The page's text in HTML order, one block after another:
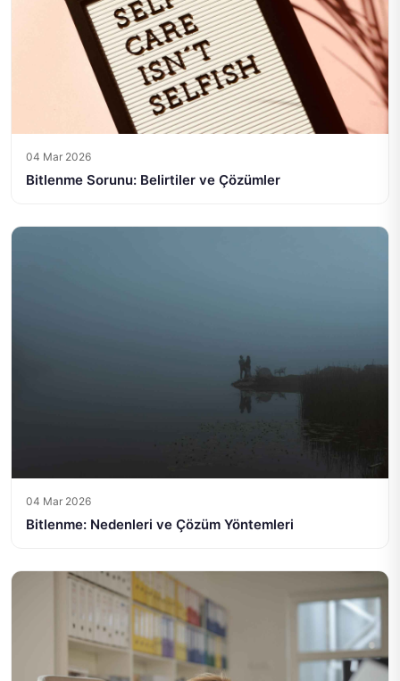
04 Mar 2026
Bitlenme Sorunu: Belirtiler ve Çözümler
04 Mar 2026
Bitlenme: Nedenleri ve Çözüm Yöntemleri